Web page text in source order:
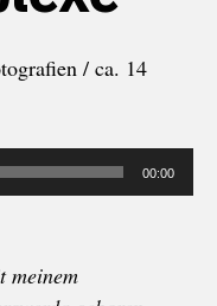
/ ca. 14
00:00
meinem